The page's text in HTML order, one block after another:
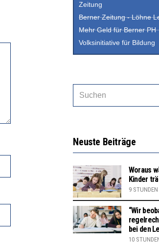
Zeitung
Berner Zeitung - Löhne
Mehr Geld für Berner PH
Volksinitiative für Bildung
Neuste Beiträge
Woraus
Kinder
9 STUNDEN
“Wir
bei den
10